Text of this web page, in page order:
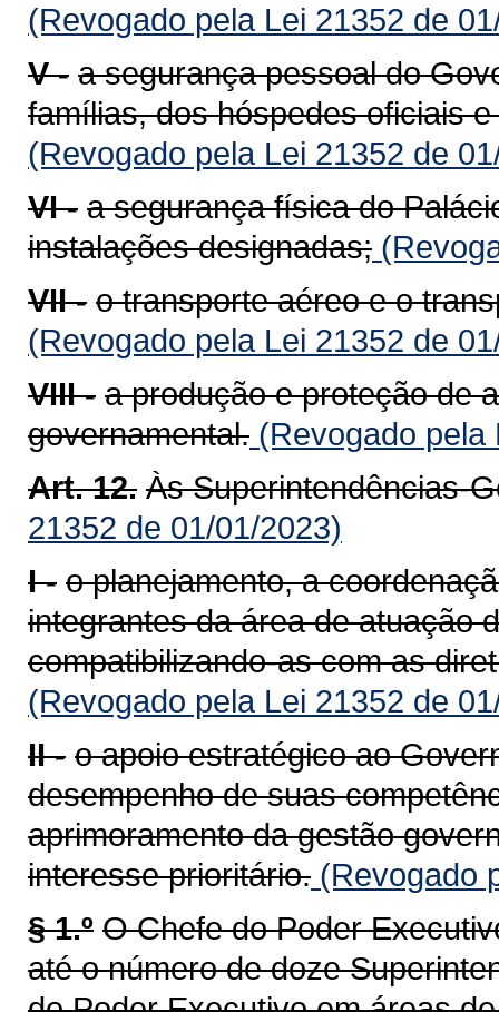
(Revogado pela Lei 21352 de
V - a segurança pessoal do
famílias, dos hóspedes oficiais
(Revogado pela Lei 21352 de
VI - a segurança física do
instalações designadas;
VII - o transporte aéreo e o
(Revogado pela Lei 21352 de
VIII - a produção e proteção de
governamental. (Revogado pela
Art. 12. Às Superintendências-
21352 de 01/01/2023)
I - o planejamento, a
integrantes da área de atuação
compatibilizando-as com as
(Revogado pela Lei 21352 de
II - o apoio estratégico ao
desempenho de suas
aprimoramento da gestão
interesse prioritário. (Revogado
§ 1.º O Chefe do Poder
até o número de doze